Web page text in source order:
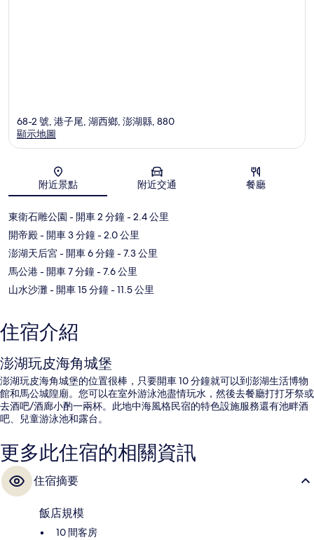
地圖
68-2 號, 港子尾, 湖西鄉, 澎湖縣, 880
顯示地圖
附近景點 附近交通 餐廳
東衛石雕公園 - 開車 2 分鐘- 2.4 公里
開帝殿- 開車 3 分鐘- 2.0 公里
澎湖天后宮- 開車 6 分鐘- 7.3 公里
馬公港- 開車 7 分鐘- 7.6 公里
山水沙灘- 開車 15 分鐘- 11.5 公里
住宿介紹
澎湖玩皮海角城堡
澎湖玩皮海角城堡的位置很棒，只要開車 10 分鐘就可以到澎湖生活博物
館和馬公城隍廟。您可以在室外游泳池盡情玩水，然後去餐廳打打牙祭或
去酒吧/酒廊小酌一兩杯。此地中海風格民宿的特色設施服務還有池畔酒
吧、兒童游泳池和露台。
更多此住宿的相關資訊
住宿摘要
飯店規模
10 間客房